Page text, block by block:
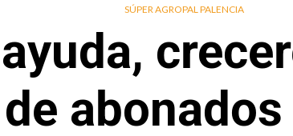
SÚPER AGROPAL PALENCIA